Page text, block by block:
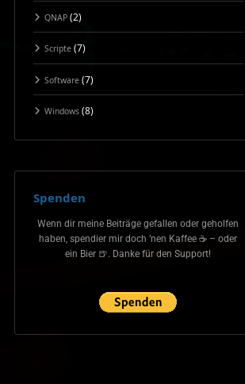
QNAP(2)
Scripte(7)
Software(7)
Windows(8)
Spenden
Wenn dir meine Beiträge gefallen oder geholfen
haben, spendier mir doch ’nen Kaffee ☕ – oder
ein Bier 🍺. Danke für den Support!